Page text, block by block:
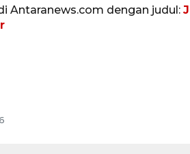
Antaranews.com dengan judul: